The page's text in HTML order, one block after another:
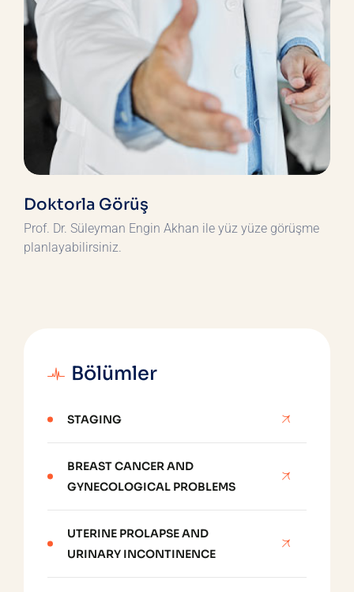
Doktorla Görüş
Prof. Dr. Süleyman Engin Akhan ile yüz yüze görüşme
planlayabilirsiniz.
Bölümler
STAGING
BREAST CANCER AND
GYNECOLOGICAL PROBLEMS
UTERINE PROLAPSE AND
URINARY INCONTINENCE